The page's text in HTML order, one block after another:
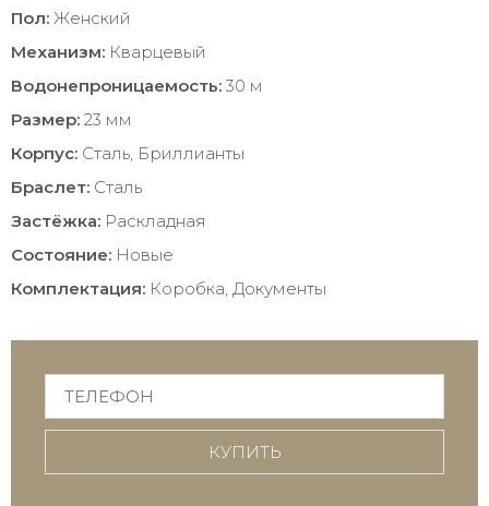
Пол: Женский
Механизм: Кварцевый
Водонепроницаемость: 30 м
Размер: 23 мм
Корпус: Сталь, Бриллианты
Браслет: Сталь
Застёжка: Раскладная
Состояние: Новые
Комплектация: Коробка, Документы
КУПИТЬ